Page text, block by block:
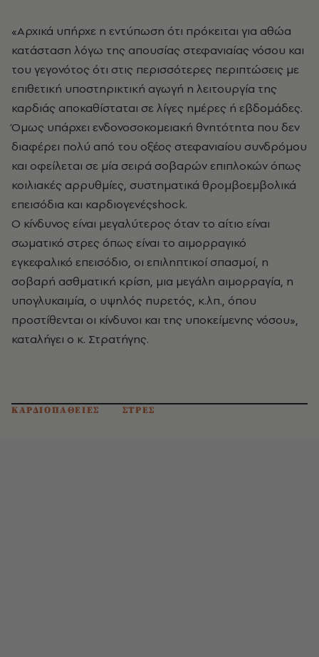
«Αρχικά υπήρχε η εντύπωση ότι πρόκειται για αθώα
κατάσταση λόγω της απουσίας στεφανιαίας νόσου και
του γεγονότος ότι στις περισσότερες περιπτώσεις με
επιθετική υποστηρικτική αγωγή η λειτουργία της
καρδιάς αποκαθίσταται σε λίγες ημέρες ή εβδομάδες.
Όμως υπάρχει ενδονοσοκομειακή θνητότητα που δεν
διαφέρει πολύ από του οξέος στεφανιαίου συνδρόμου
και οφείλεται σε μία σειρά σοβαρών επιπλοκών όπως
κοιλιακές αρρυθμίες, συστηματικά θρομβοεμβολικά
επεισόδια και καρδιογενέςshock.
Ο κίνδυνος είναι μεγαλύτερος όταν το αίτιο είναι
σωματικό στρες όπως είναι το αιμορραγικό
εγκεφαλικό επεισόδιο, οι επιληπτικοί σπασμοί, η
σοβαρή ασθματική κρίση, μια μεγάλη αιμορραγία, η
υπογλυκαιμία, ο υψηλός πυρετός, κ.λπ., όπου
προστίθενται οι κίνδυνοι και της υποκείμενης νόσου»,
καταλήγει ο κ. Στρατήγης.
ΚΑΡΔΙΟΠΑΘΕΙΕΣ ΣΤΡΕΣ